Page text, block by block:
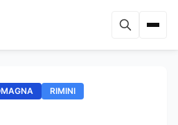
RIMINI